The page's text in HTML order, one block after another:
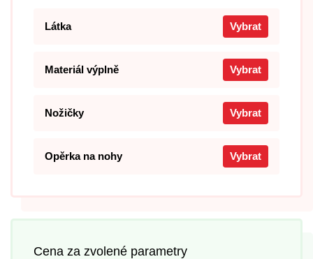
Látka Vybrat
Materiál výplně Vybrat
Nožičky Vybrat
Opěrka na nohy Vybrat
Cena za zvolené parametry